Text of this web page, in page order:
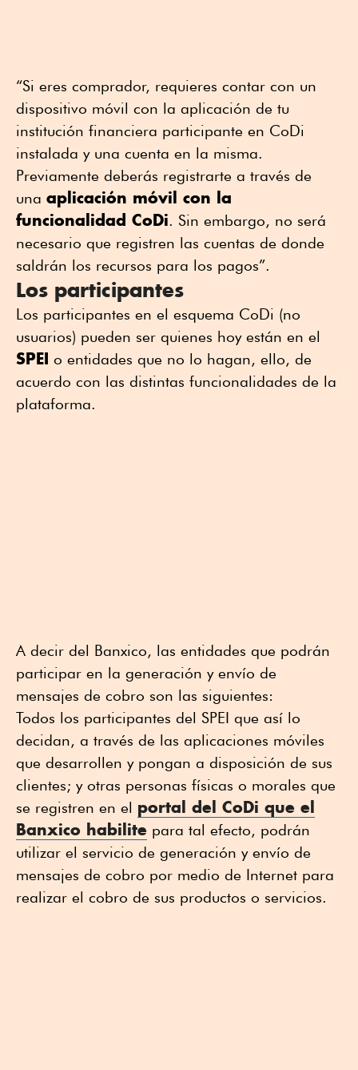
“Si eres comprador, requieres contar con un
dispositivo móvil con la aplicación de tu
institución financiera participante en CoDi
instalada y una cuenta en la misma.
Previamente deberás registrarte a través de
una aplicación móvil con la
funcionalidad CoDi. Sin embargo, no será
necesario que registren las cuentas de donde
saldrán los recursos para los pagos”.
Los participantes
Los participantes en el esquema CoDi (no
usuarios) pueden ser quienes hoy están en el
SPEI o entidades que no lo hagan, ello, de
acuerdo con las distintas funcionalidades de la
plataforma.
A decir del Banxico, las entidades que podrán
participar en la generación y envío de
mensajes de cobro son las siguientes:
Todos los participantes del SPEI que así lo
decidan, a través de las aplicaciones móviles
que desarrollen y pongan a disposición de sus
clientes; y otras personas físicas o morales que
se registren en el portal del CoDi que el
Banxico habilite para tal efecto, podrán
utilizar el servicio de generación y envío de
mensajes de cobro por medio de Internet para
realizar el cobro de sus productos o servicios.